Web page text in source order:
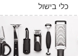
כלי בישול